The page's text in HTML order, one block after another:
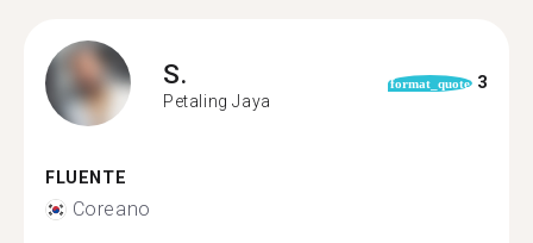
S.
Petaling Jaya
format_quote 3
FLUENTE
Coreano